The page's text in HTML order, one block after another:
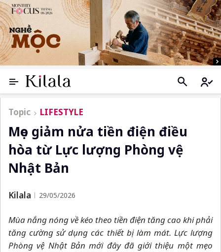
Topic LIFESTYLE
Mẹo giảm nửa tiền điện điều
hòa từ Lực lượng Phòng vệ
Nhật Bản
Kilala 29/05/2026
Mùa nắng nóng về kéo theo tiền điện tăng cao khi phải
tăng cường sử dụng các thiết bị làm mát. Lực lượng
Phòng vệ Nhật Bản mới đây đã giới thiệu một mẹo